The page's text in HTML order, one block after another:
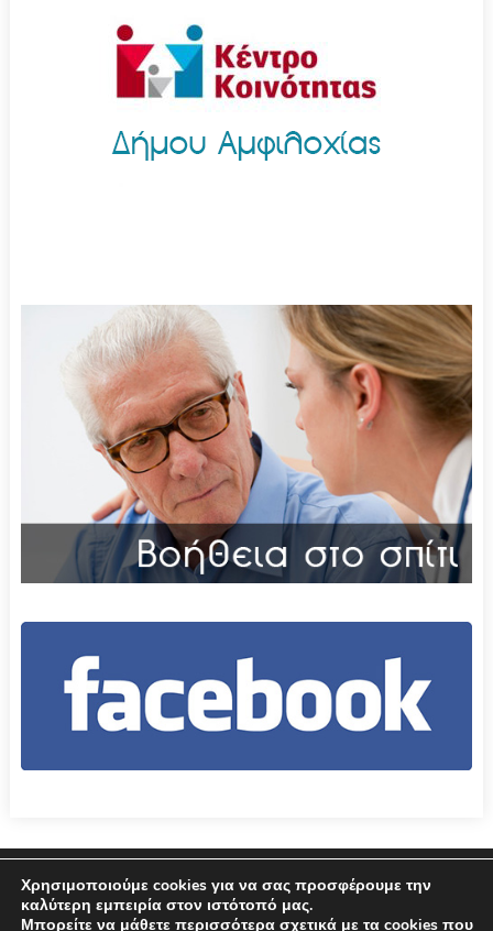
Επικοινωνία Όροι χρήσης – Πολιτική Απορρήτου
Χρησιμοποιούμε cookies για να σας προσφέρουμε την
καλύτερη εμπειρία στον ιστότοπό μας.
Μπορείτε να μάθετε περισσότερα σχετικά με τα cookies που